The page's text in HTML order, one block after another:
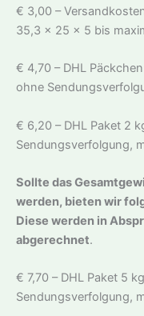
€ 3,00 –
35,3 x 25 x 5 bis
€ 4,70 – DHL
ohne
€ 6,20 – DHL Paket 2
Sendungsverfolgung,
Sollte das
werden, bieten wir
Diese werden in
abgerechnet.
€ 7,70 – DHL Paket 5
Sendungsverfolgung,